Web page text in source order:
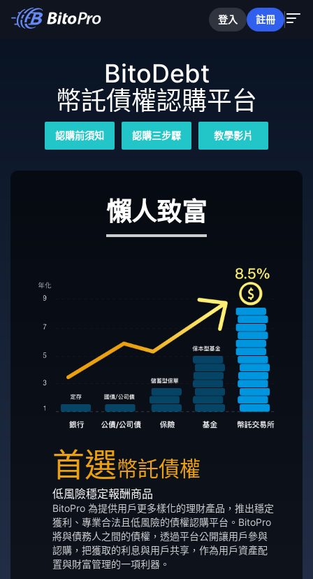
登入 註冊
BitoDebt
幣託債權認購平台
認購前須知 認購三步驟 教學影片
懶人致富
首選幣託債權
低風險穩定報酬商品
BitoPro 為提供用戶更多樣化的理財產品，推出穩定
獲利、專業合法且低風險的債權認購平台。BitoPro
將與債務人之間的債權，透過平台公開讓用戶參與
認購，把獲取的利息與用戶共享，作為用戶資產配
置與財富管理的一項利器。